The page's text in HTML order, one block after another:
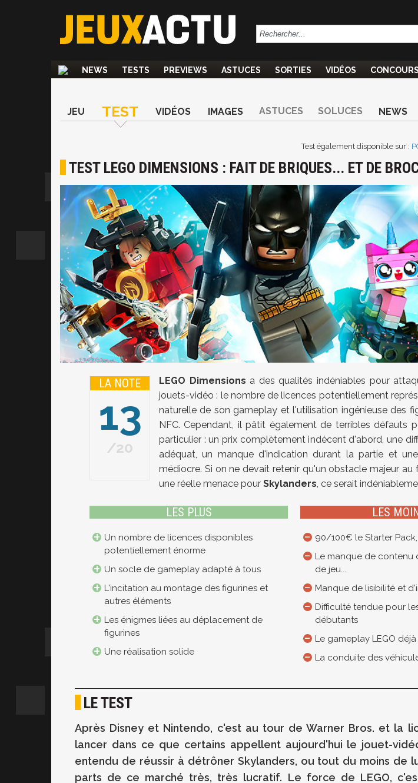
NEWS TESTS PREVIEWS ASTUCES SORTIES VIDÉOS CONCOURS
JEU TEST VIDÉOS IMAGES ASTUCES SOLUCES NEWS
Test également disponible sur :
TEST LEGO DIMENSIONS : FAIT DE BRIQUES... ET DE
LA NOTE
13
20
LEGO Dimensions a des qualités indéniables pour
jouets-vidéo : le nombre de licences potentiellement
naturelle de son gameplay et l'utilisation ingénieuse des
NFC. Cependant, il pâtit également de terribles défauts
particulier : un prix complètement indécent d'abord, une
adéquat, un manque d'indication durant la partie et
médiocre. Si on ne devait retenir qu'un obstacle majeur au
une réelle menace pour Skylanders , ce serait
LES PLUS
Un nombre de licences disponibles
potentiellement énorme
Un socle de gameplay adapté à tous
L'incitation au montage des figurines et
autres éléments
Les énigmes liées au déplacement de
figurines
Une réalisation solide
LES
90/100€ le Starter Pack,
Le manque de contenu
de jeu...
Manque de lisibilité et
Difficulté tendue pour
débutants
Le gameplay LEGO
La conduite des
LE TEST
Après Disney et Nintendo, c'est au tour de Warner Bros. et la
lancer dans ce que certains appellent aujourd'hui le jouet-
entendu de réussir à détrôner Skylanders, ou tout du moins de
parts de ce marché très, très lucratif. Le force de LEGO,